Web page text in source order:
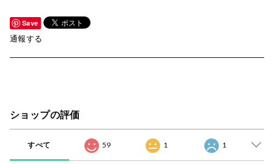
Save
通報する
ショップの評価
すべて 59 1 1